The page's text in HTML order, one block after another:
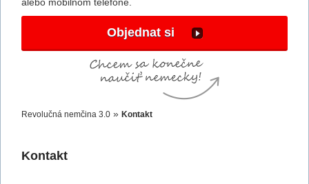
Objednat si
Revolučná nemčina 3.0 » Kontakt
Kontakt